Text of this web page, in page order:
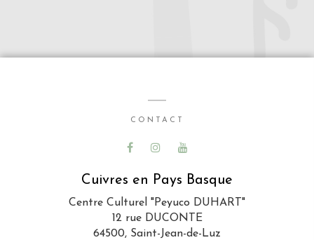
CONTACT
Cuivres en Pays Basque
Centre Culturel "Peyuco DUHART"
12 rue DUCONTE
64500, Saint-Jean-de-Luz